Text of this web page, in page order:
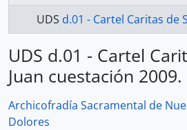
UDS d.01 - Cartel Caritas de San
UDS d.01 - Cartel
Juan cuestación 2009.
Archicofradía Sacramental de
Dolores